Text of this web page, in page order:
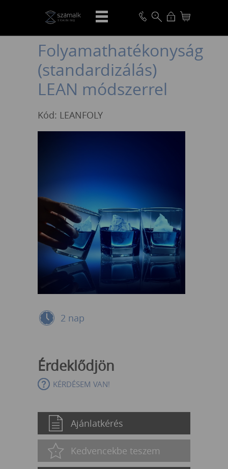
VISSZA
Folyamathatékonyság
(standardizálás)
LEAN módszerrel
Kód: LEANFOLY
2 nap
Érdeklődjön
KÉRDÉSEM VAN!
Ajánlatkérés
Kedvencekbe teszem